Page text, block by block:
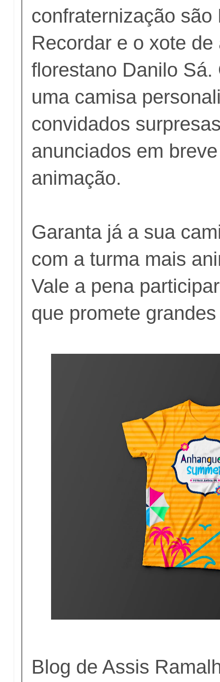
confraternização são
Recordar e o xote de
florestano Danilo Sá.
uma camisa
convidados
anunciados em
animação.
Garanta já a sua
com a turma mais
Vale a pena
que promete
Blog de Assis